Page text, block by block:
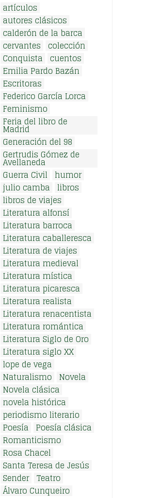
artículos
autores clásicos
calderón de la barca
cervantes colección
Conquista cuentos
Emilia Pardo Bazán
Escritoras
Federico García Lorca
Feminismo
Feria del libro de
Madrid
Generación del 98
Gertrudis Gómez de
Avellaneda
Guerra Civil humor
julio camba libros
libros de viajes
Literatura alfonsí
Literatura barroca
Literatura caballeresca
Literatura de viajes
Literatura medieval
Literatura mística
Literatura picaresca
Literatura realista
Literatura renacentista
Literatura romántica
Literatura Siglo de Oro
Literatura siglo XX
lope de vega
Naturalismo
Novela
Novela clásica
novela histórica
periodismo literario
Poesía
Poesía clásica
Romanticismo
Rosa Chacel
Santa Teresa de Jesús
Sender Teatro
Álvaro Cunqueiro